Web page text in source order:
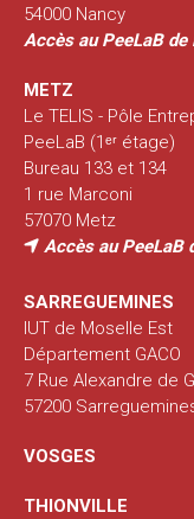
54000 Nancy
Accès au PeeLaB de
METZ
Le TELIS - Pôle
PeeLaB (1ᵉʳ étage)
Bureau 133 et 134
1 rue Marconi
57070 Metz
Accès au PeeLaB
SARREGUEMINES
IUT de Moselle Est
Département GACO
7 Rue Alexandre de
57200
VOSGES
THIONVILLE